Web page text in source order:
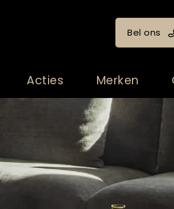
Bel ons
Acties Merken